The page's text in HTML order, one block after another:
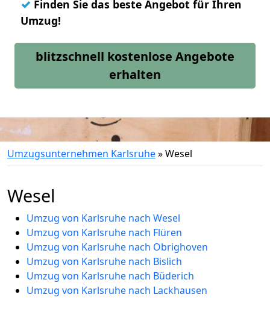
✓ Finden Sie das beste Angebot für Ihren
Umzug!
blitzschnell kostenlose Angebote
erhalten
Umzugsunternehmen Karlsruhe»Wesel
Wesel
Umzug von Karlsruhe nach Wesel
Umzug von Karlsruhe nach Flüren
Umzug von Karlsruhe nach Obrighoven
Umzug von Karlsruhe nach Bislich
Umzug von Karlsruhe nach Büderich
Umzug von Karlsruhe nach Lackhausen